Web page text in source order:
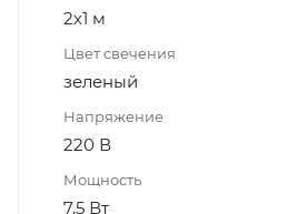
2х1 м
Цвет свечения
зеленый
Напряжение
220 В
Мощность
7,5 Вт